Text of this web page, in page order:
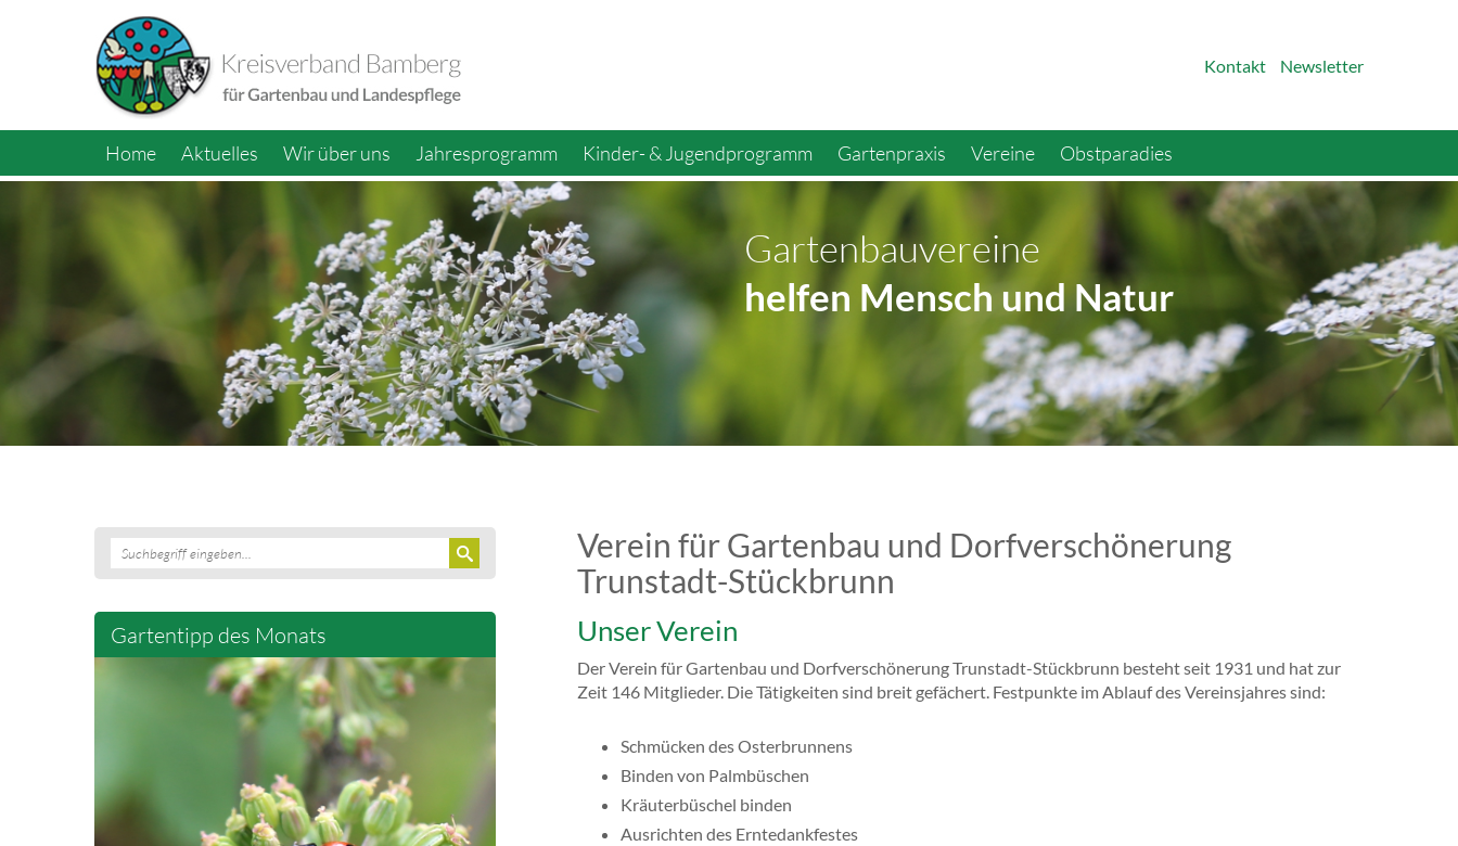
Kontakt Newsletter
Home Aktuelles Wir über uns Jahresprogramm Kinder- & Jugendprogramm Gartenpraxis Vereine Obstparadies
Gartenbauvereine
helfen Mensch und Natur
Gartentipp des Monats
Verein für Gartenbau und Dorfverschönerung
Trunstadt-Stückbrunn
Unser Verein
Der Verein für Gartenbau und Dorfverschönerung Trunstadt-Stückbrunn besteht seit 1931 und hat zur
Zeit 146 Mitglieder. Die Tätigkeiten sind breit gefächert. Festpunkte im Ablauf des Vereinsjahres sind:
Schmücken des Osterbrunnens
Binden von Palmbüschen
Kräuterbüschel binden
Ausrichten des Erntedankfestes